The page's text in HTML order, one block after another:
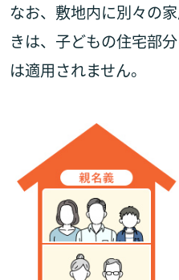
なお、敷地内に別々の
きは、子どもの住宅部
は適用されません。